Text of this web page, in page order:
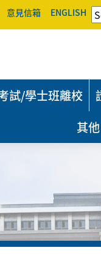
意見信箱 ENGLISH
試/學士班離校
其他